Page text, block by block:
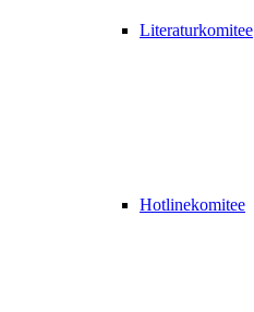
Literaturkomitee
Hotlinekomitee